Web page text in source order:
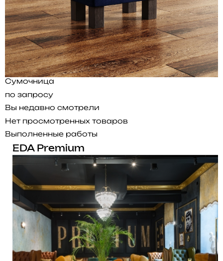
Сумочница
по запросу
Вы недавно смотрели
Нет просмотренных товаров
Выполненные работы
EDA Premium